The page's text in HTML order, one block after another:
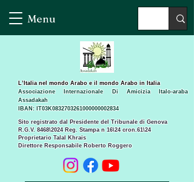
Menu
Sito registrato dal Presidente del Tribunale di Genova
R.G.V. 8468\2024 Reg. Stampa n 16\24 cron.61\24 ​
Proprietario Talal Khrais
Direttore Responsabile Roberto Roggero
L’Italia nel mondo Arabo e il mondo Arabo in Italia
Associazione Internazionale Di Amicizia Italo-araba
Assadakah
IBAN: IT03K0832703261000000002834